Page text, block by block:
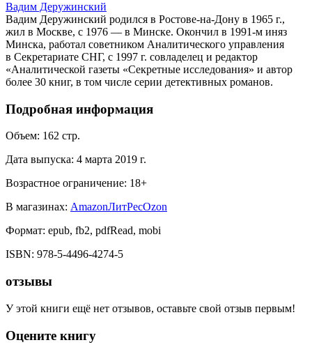
Вадим Деружинский
Вадим Деружинский родился в Ростове-на-Дону в 1965 г.,
жил в Москве, с 1976 — в Минске. Окончил в 1991-м иняз
Минска, работал советником Аналитического управления
в Секретариате СНГ, с 1997 г. совладелец и редактор
«Аналитической газеты «Секретные исследования» и автор
более 30 книг, в том числе серии детективных романов.
Подробная информация
Объем: 162 стр.
Дата выпуска: 4 марта 2019 г.
Возрастное ограничение: 18+
В магазинах: AmazonЛитРесOzon
Формат: epub, fb2, pdfRead, mobi
ISBN: 978-5-4496-4274-5
отзывы
У этой книги ещё нет отзывов, оставьте свой отзыв первым!
Оцените книгу